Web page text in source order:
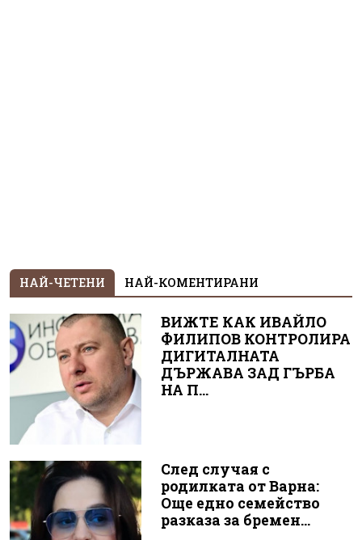
НАЙ-ЧЕТЕНИ НАЙ-КОМЕНТИРАНИ
ВИЖТЕ КАК ИВАЙЛО
ФИЛИПОВ КОНТРОЛИРА
ДИГИТАЛНАТА
ДЪРЖАВА ЗАД ГЪРБА
НА П...
След случая с
родилката от Варна:
Още едно семейство
разказа за бремен...